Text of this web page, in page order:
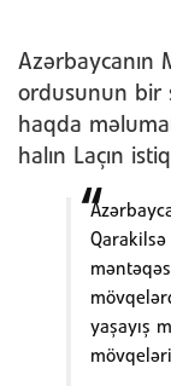
Azərbaycanın
ordusunun bir
haqda
halın Laçın
Qarakilsə
yaşayış